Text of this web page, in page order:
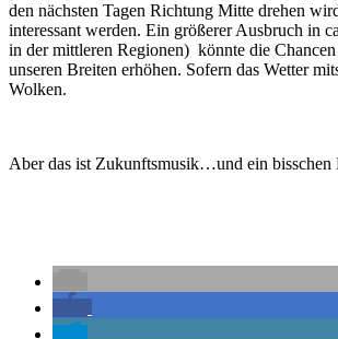
den nächsten Tagen Richtung Mitte drehen
interessant werden. Ein größerer Ausbruch in
in der mittleren Regionen) könnte die
unseren Breiten erhöhen. Sofern das Wetter
Wolken.
Aber das ist Zukunftsmusik…und ein